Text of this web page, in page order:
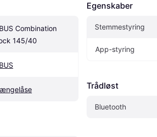
Combination
145/40
Egenskaber
Stemmestyring
App-styring
Trådløst
Bluetooth